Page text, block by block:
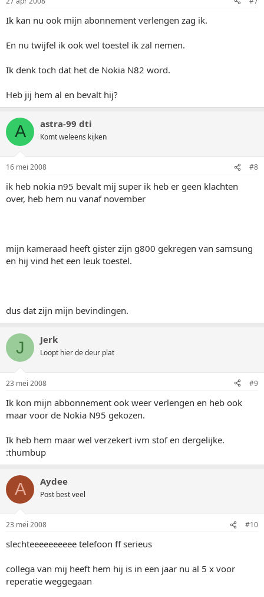
Ik kan nu ook mijn abonnement verlengen zag ik.
En nu twijfel ik ook wel toestel ik zal nemen.
Ik denk toch dat het de Nokia N82 word.
Heb jij hem al en bevalt hij?
A astra-99 dti
Komt weleens kijken
16 mei 2008 #8
ik heb nokia n95 bevalt mij super ik heb er geen klachten
over, heb hem nu vanaf november
mijn kameraad heeft gister zijn g800 gekregen van samsung
en hij vind het een leuk toestel.
dus dat zijn mijn bevindingen.
J Jerk
Loopt hier de deur plat
23 mei 2008 #9
Ik kon mijn abbonnement ook weer verlengen en heb ook
maar voor de Nokia N95 gekozen.
Ik heb hem maar wel verzekert ivm stof en dergelijke.
:thumbup
A Aydee
Post best veel
23 mei 2008 #10
slechteeeeeeeeee telefoon ff serieus
collega van mij heeft hem hij is in een jaar nu al 5 x voor
reperatie weggegaan